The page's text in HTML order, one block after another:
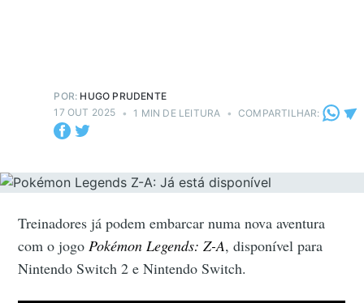
POR: HUGO PRUDENTE
17 OUT 2025 • 1 MIN DE LEITURA • COMPARTILHAR:
Treinadores já podem embarcar numa nova aventura
com o jogo Pokémon Legends: Z-A, disponível para
Nintendo Switch 2 e Nintendo Switch.